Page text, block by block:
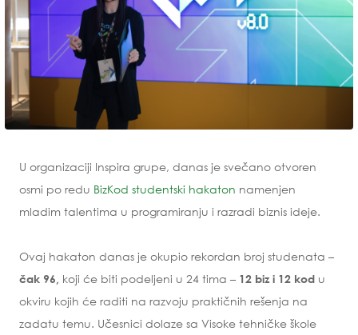
U organizaciji Inspira grupe, danas je svečano otvoren
osmi po redu BizKod studentski hakaton namenjen
mladim talentima u programiranju i razradi biznis ideje.
Ovaj hakaton danas je okupio rekordan broj studenata –
čak 96, koji će biti podeljeni u 24 tima – 12 biz i 12 kod u
okviru kojih će raditi na razvoju praktičnih rešenja na
zadatu temu. Učesnici dolaze sa Visoke tehničke škole